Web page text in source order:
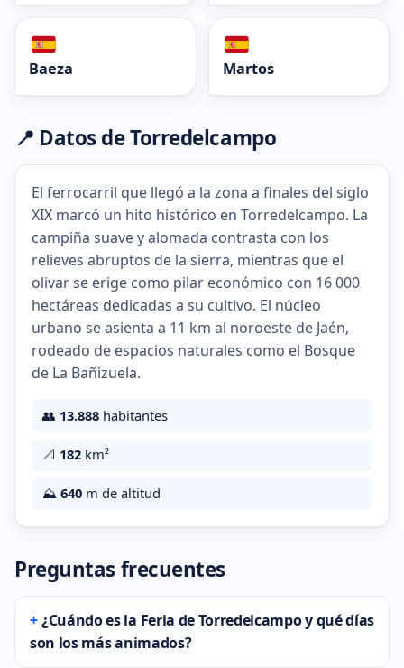
Baeza Martos
📍 Datos de Torredelcampo
El ferrocarril que llegó a la zona a finales del siglo
XIX marcó un hito histórico en Torredelcampo. La
campiña suave y alomada contrasta con los
relieves abruptos de la sierra, mientras que el
olivar se erige como pilar económico con 16 000
hectáreas dedicadas a su cultivo. El núcleo
urbano se asienta a 11 km al noroeste de Jaén,
rodeado de espacios naturales como el Bosque
de La Bañizuela.
👥 13.888 habitantes
📐 182 km²
⛰️ 640 m de altitud
Preguntas frecuentes
¿Cuándo es la Feria de Torredelcampo y qué días
son los más animados?